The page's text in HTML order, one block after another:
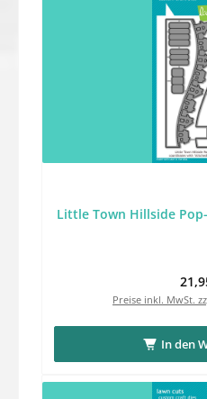
Little Town Hillside
Preise inkl. MwSt.
In den